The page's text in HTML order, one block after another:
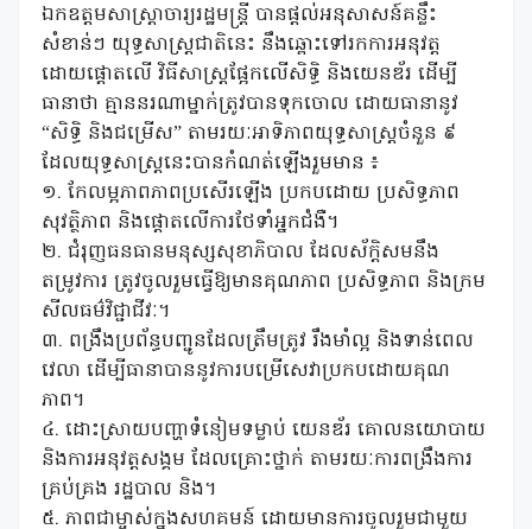
ឯកឧត្តមសាស្ត្រាចារ្យរដ្ឋមន្រ្តី បានផ្តល់អនុសាសន៍គន្លឹះ
សំខាន់ៗ យុទ្ធសាស្ត្រជាតិនេះ នឹងឆ្ពោះទៅរកការអនុវត្ត
ដោយផ្តោតលើ វិធីសាស្ត្រផ្អែកលើសិទ្ធិ និងយេនឌ័រ ដើម្បី
ធានាថា គ្មាននរណាម្នាក់ត្រូវបានទុកចោល ដោយធានានូវ
“សិទ្ធិ និងជម្រើស” តាមរយៈអាទិភាពយុទ្ធសាស្ត្រចំនួន ៩
ដែលយុទ្ធសាស្រ្តនេះបានកំណត់ឡើងរួមមាន ៖
១. កែលម្អភាពភាពប្រសើរឡើង ប្រកបដោយ ប្រសិទ្ធភាព
សុវត្ថិភាព និងផ្តោតលើការថែទាំអ្នកជំងឺ។
២. ជំរុញធនធានមនុស្សសុខាភិបាល ដែលស័ក្តិសមនឹង
តម្រូវការ ត្រូវចូលរួមធ្វើឱ្យមានគុណភាព ប្រសិទ្ធភាព និងក្រម
សីលធម៌វិជ្ជាជីវៈ។
៣. ពង្រឹងប្រព័ន្ធបញ្ជូនដែលត្រឹមត្រូវ រឹងមាំល្អ និងទាន់ពេល
វេលា ដើម្បីធានាបាននូវការបម្រើសេវាប្រកបដោយគុណ
ភាព។
៤. ដោះស្រាយបញ្ហាទំនៀមទម្លាប់ យេនឌ័រ គោលនយោបាយ
និងការអនុវត្តសង្គម ដែលគ្រោះថ្នាក់ តាមរយៈការពង្រឹងការ
គ្រប់គ្រង រដ្ឋបាល និង។
៥. ភាពជាម្ចាស់ក្នុងសហគមន៍ ដោយមានការចូលរួមជាមួយ